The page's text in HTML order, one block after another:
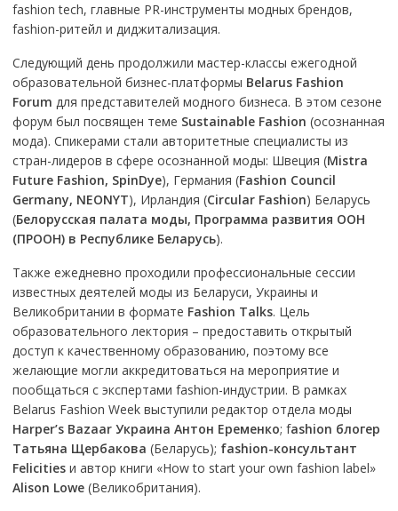
fashion tech, главные PR-инструменты модных брендов,
fashion-ритейл и диджитализация.
Следующий день продолжили мастер-классы ежегодной
образовательной бизнес-платформы Belarus Fashion
Forum для представителей модного бизнеса. В этом сезоне
форум был посвящен теме Sustainable Fashion (осознанная
мода). Спикерами стали авторитетные специалисты из
стран-лидеров в сфере осознанной моды: Швеция (Mistra
Future Fashion, SpinDye), Германия (Fashion Council
Germany, NEONYT), Ирландия (Circular Fashion) Беларусь
(Белорусская палата моды, Программа развития ООН
(ПРООН) в Республике Беларусь).
Также ежедневно проходили профессиональные сессии
известных деятелей моды из Беларуси, Украины и
Великобритании в формате Fashion Talks. Цель
образовательного лектория – предоставить открытый
доступ к качественному образованию, поэтому все
желающие могли аккредитоваться на мероприятие и
пообщаться с экспертами fashion-индустрии. В рамках
Belarus Fashion Week выступили редактор отдела моды
Harper’s Bazaar Украина Антон Еременко; fashion блогер
Татьяна Щербакова (Беларусь); fashion-консультант
Felicitiesи автор книги «How to start your own fashion label»
Alison Lowe(Великобритания).